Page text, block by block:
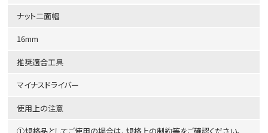
ナット二面幅
16mm
推奨適合工具
マイナスドライバー
使用上の注意